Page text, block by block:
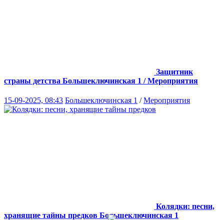
Защитник
страны детства Большеключинская 1 / Мероприятия
15-09-2025, 08:43 Большеключинская 1 /Мероприятия
Колядки: песни,
хранящие тайны предков Большеключинская 1